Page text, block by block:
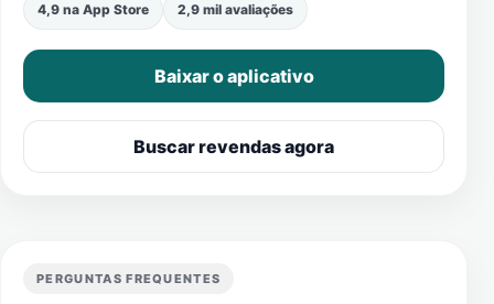
4,9 na App Store 2,9 mil avaliações
Baixar o aplicativo
Buscar revendas agora
PERGUNTAS FREQUENTES